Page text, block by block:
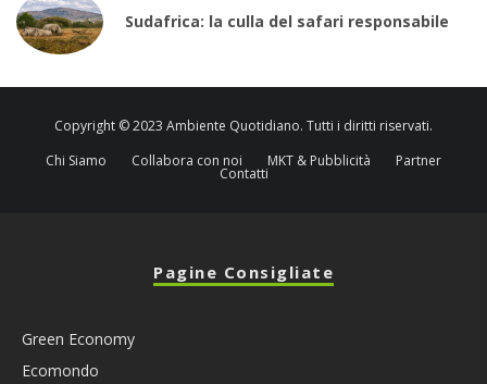
Sudafrica: la culla del safari responsabile
Copyright © 2023 Ambiente Quotidiano. Tutti i diritti riservati.
Chi Siamo
Collabora con noi MKT & Pubblicità Partner
Contatti
Pagine Consigliate
Green Economy
Ecomondo